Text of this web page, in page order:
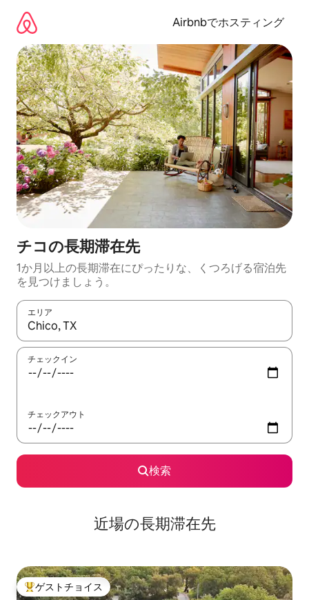
Airbnbでホスティング
チコの長期滞在先
1か月以上の長期滞在にぴったりな、くつろげる宿泊先
を見つけましょう。
エリア
検索結果が表示されたら、上下の矢印キーを使って移動するか
チェックイン
チェックアウト
検索
近場の長期滞在先
大好評のゲストチョイスです。
ゲストチョイス